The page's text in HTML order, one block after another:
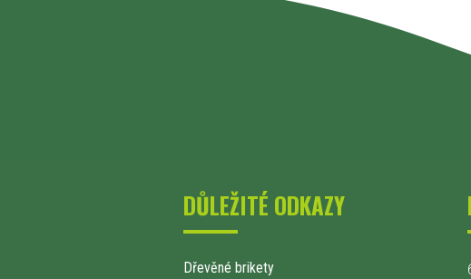
DŮLEŽITÉ ODKAZY
Dřevěné brikety